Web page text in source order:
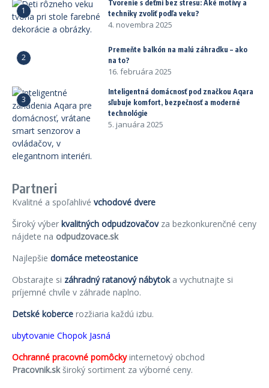
1
Tvorenie s deťmi bez stresu: Aké motívy a
techniky zvoliť podľa veku?
4. novembra 2025
2
Premeňte balkón na malú záhradku – ako
na to?
16. februára 2025
3
Inteligentná domácnosť pod značkou Aqara
sľubuje komfort, bezpečnosť a moderné
technológie
5. januára 2025
Partneri
Kvalitné a spoľahlivé vchodové dvere
Široký výber kvalitných odpudzovačovza bezkonkurenčné ceny
nájdete na odpudzovace.sk
Najlepšie domáce meteostanice
Obstarajte si záhradný ratanový nábytoka vychutnajte si
príjemné chvíle v záhrade naplno.
Detské koberce rozžiaria každú izbu.
ubytovanie Chopok Jasná
Ochranné pracovné pomôckyinternetový obchod
Pracovnik.skširoký sortiment za výborné ceny.